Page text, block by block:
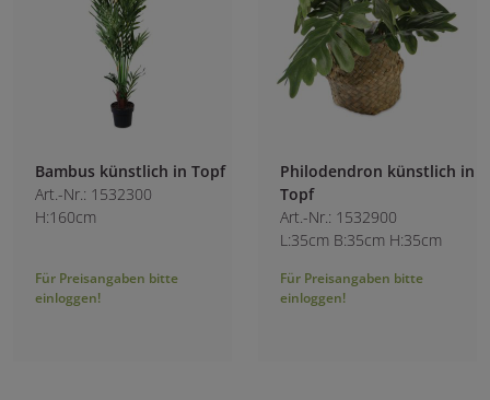
Bambus künstlich in Topf
Art.-Nr.: 1532300
H:160cm
Für Preisangaben bitte
einloggen!
Philodendron künstlich in
Topf
Art.-Nr.: 1532900
L:35cm B:35cm H:35cm
Für Preisangaben bitte
einloggen!